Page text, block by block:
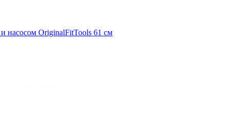
насосом OriginalFitTools 61 см